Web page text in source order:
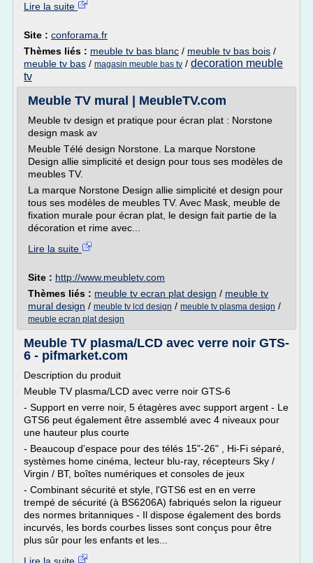
Lire la suite
Site : conforama.fr
Thèmes liés : meuble tv bas blanc / meuble tv bas bois /
meuble tv bas / magasin meuble bas tv / decoration meuble
tv
Meuble TV mural | MeubleTV.com
Meuble tv design et pratique pour écran plat : Norstone
design mask av
Meuble Télé design Norstone. La marque Norstone
Design allie simplicité et design pour tous ses modèles de
meubles TV.
La marque Norstone Design allie simplicité et design pour
tous ses modèles de meubles TV. Avec Mask, meuble de
fixation murale pour écran plat, le design fait partie de la
décoration et rime avec...
Lire la suite
Site : http://www.meubletv.com
Thèmes liés : meuble tv ecran plat design / meuble tv
mural design / meuble tv lcd design / meuble tv plasma design /
meuble ecran plat design
Meuble TV plasma/LCD avec verre noir GTS-
6 - pifmarket.com
Description du produit
Meuble TV plasma/LCD avec verre noir GTS-6
- Support en verre noir, 5 étagères avec support argent - Le
GTS6 peut également être assemblé avec 4 niveaux pour
une hauteur plus courte
- Beaucoup d'espace pour des télés 15"-26" , Hi-Fi séparé,
systèmes home cinéma, lecteur blu-ray, récepteurs Sky /
Virgin / BT, boîtes numériques et consoles de jeux
- Combinant sécurité et style, l'GTS6 est en en verre
trempé de sécurité (à BS6206A) fabriqués selon la rigueur
des normes britanniques - Il dispose également des bords
incurvés, les bords courbes lisses sont conçus pour être
plus sûr pour les enfants et les...